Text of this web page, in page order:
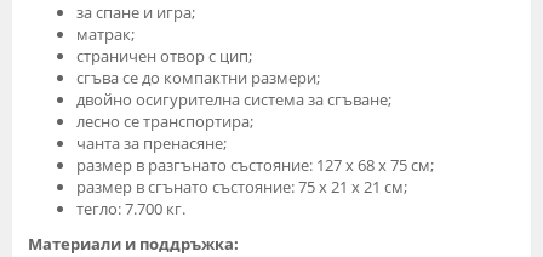
за спане и игра;
матрак;
страничен отвор с цип;
сгъва се до компактни размери;
двойно осигурителна система за сгъване;
лесно се транспортира;
чанта за пренасяне;
размер в разгънато състояние: 127 х 68 х 75 см;
размер в сгънато състояние: 75 х 21 х 21 см;
тегло: 7.700 кг.
Материали и поддръжка: